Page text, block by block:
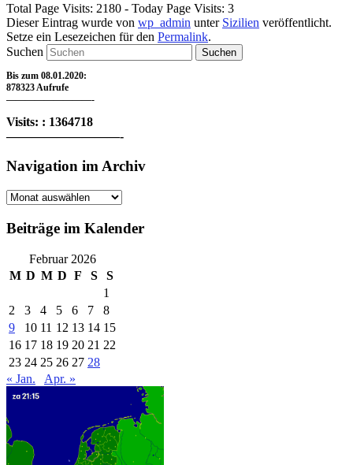
Total Page Visits: 2180 - Today Page Visits: 3
Dieser Eintrag wurde von wp_admin unter Sizilien veröffentlicht.
Setze ein Lesezeichen für den Permalink.
Suchen
Bis zum 08.01.2020:
878323 Aufrufe
—————————-
Visits: : 1364718
—————————-
Navigation im Archiv
Navigation
Archiv
Beiträge im Kalender
Februar 2026
M D M D F S
S
1
2
3 4 5 6 7
8
9
10 11 12 13 14 15
16 17 18 19 20 21 22
23 24 25 26 27 28
« Jan.
Apr. »